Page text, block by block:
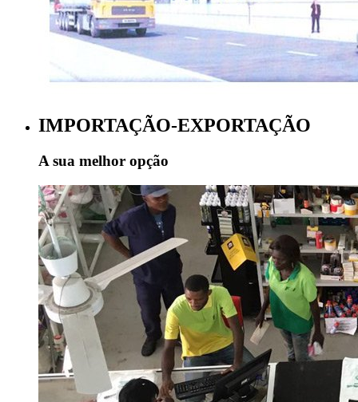
IMPORTAÇÃO-EXPORTAÇÃO
A sua melhor opção